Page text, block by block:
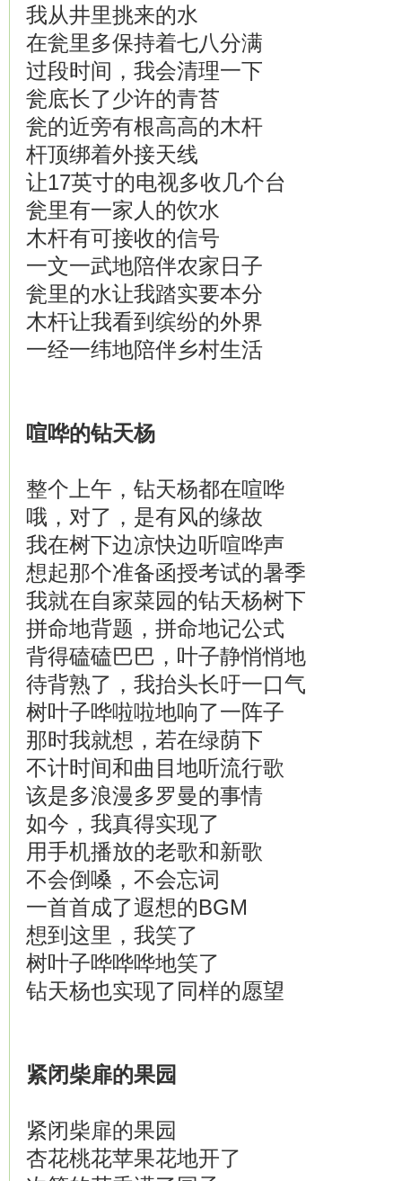
我从井里挑来的水
在瓮里多保持着七八分满
过段时间，我会清理一下
瓮底长了少许的青苔
瓮的近旁有根高高的木杆
杆顶绑着外接天线
让17英寸的电视多收几个台
瓮里有一家人的饮水
木杆有可接收的信号
一文一武地陪伴农家日子
瓮里的水让我踏实要本分
木杆让我看到缤纷的外界
一经一纬地陪伴乡村生活
喧哗的钻天杨
整个上午，钻天杨都在喧哗
哦，对了，是有风的缘故
我在树下边凉快边听喧哗声
想起那个准备函授考试的暑季
我就在自家菜园的钻天杨树下
拼命地背题，拼命地记公式
背得磕磕巴巴，叶子静悄悄地
待背熟了，我抬头长吁一口气
树叶子哗啦啦地响了一阵子
那时我就想，若在绿荫下
不计时间和曲目地听流行歌
该是多浪漫多罗曼的事情
如今，我真得实现了
用手机播放的老歌和新歌
不会倒嗓，不会忘词
一首首成了遐想的BGM
想到这里，我笑了
树叶子哗哗哗地笑了
钻天杨也实现了同样的愿望
紧闭柴扉的果园
紧闭柴扉的果园
杏花桃花苹果花地开了